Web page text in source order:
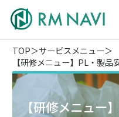
TOP
サービスメニュー
【研修メニュー】PL・製品
【研修メニュー